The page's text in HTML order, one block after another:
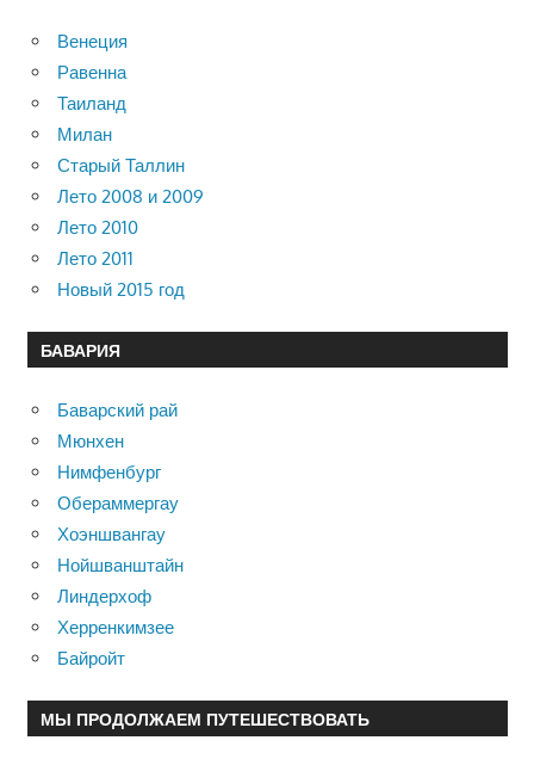
Венеция
Равенна
Таиланд
Милан
Старый Таллин
Лето 2008 и 2009
Лето 2010
Лето 2011
Новый 2015 год
БАВАРИЯ
Баварский рай
Мюнхен
Нимфенбург
Обераммергау
Хоэншвангау
Нойшванштайн
Линдерхоф
Херренкимзее
Байройт
МЫ ПРОДОЛЖАЕМ ПУТЕШЕСТВОВАТЬ